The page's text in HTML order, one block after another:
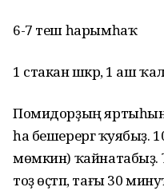
6-7 теш һарымһаҡ
1 стакан шәкәр, 1 аш
Помидорҙың яртыһын
һа бешерергә ҡуябыҙ.
мөмкин) ҡайнатабыҙ.
тоҙ өҫтәп, тағы 30